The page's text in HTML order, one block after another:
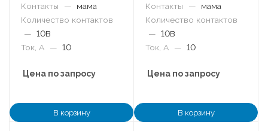
Контакты
—
мама
Количество контактов
— 10B
Ток, А
— 10
Цена по запросу
В корзину
Контакты
—
мама
Количество контактов
— 10B
Ток, А
— 10
Цена по запросу
В корзину